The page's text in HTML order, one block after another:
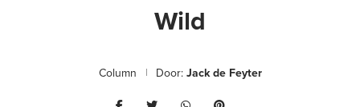
Wild
Column Door:Jack de Feyter